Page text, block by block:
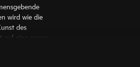
wird wie die
des
eine ganze